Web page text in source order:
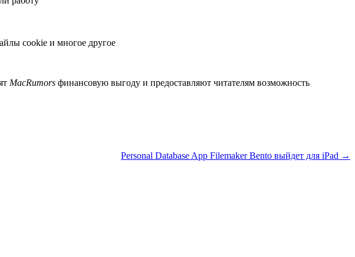
cookie и многое другое
MacRumors финансовую выгоду и предоставляют читателям возможность
Personal Database App Filemaker Bento выйдет для iPad →